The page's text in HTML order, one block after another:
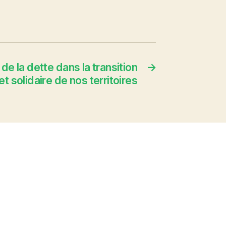
→
la dette dans la transition
solidaire de nos territoires